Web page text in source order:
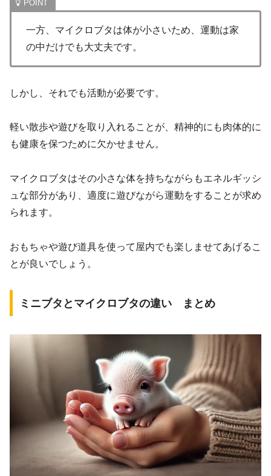
一方、マイクロブタは体が小さいため、運動は家
の中だけでも大丈夫です。
しかし、それでも活動が必要です。
軽い散歩や遊びを取り入れることが、精神的にも肉体的に
も健康を保つために欠かせません。
マイクロブタはその小さな体を持ちながらもエネルギッシ
ュな部分があり、適度に遊びながら運動をすることが求め
られます。
おもちゃや遊び道具を使って屋内でも楽しませてあげるこ
とが良いでしょう。
ミニブタとマイクロブタの違い まとめ